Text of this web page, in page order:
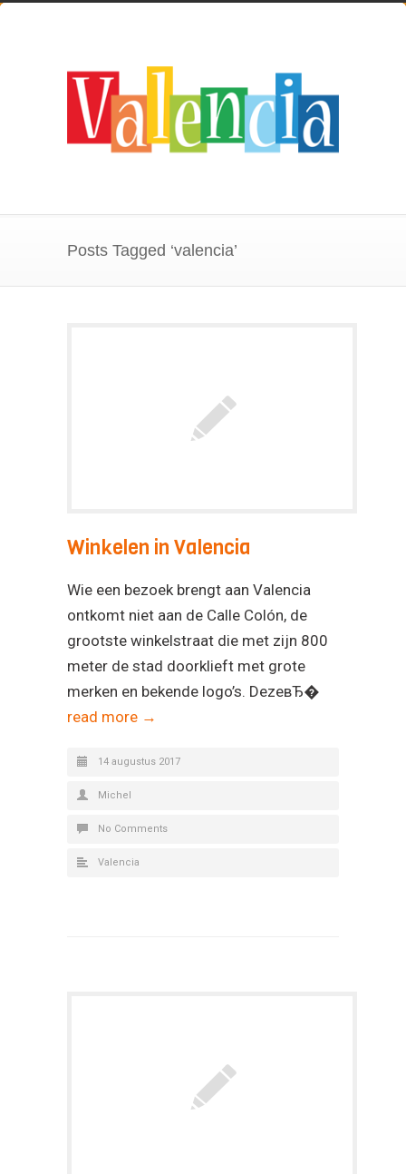
Posts Tagged ‘valencia’
Winkelen in Valencia
Wie een bezoek brengt aan Valencia
ontkomt niet aan de Calle Colón, de
grootste winkelstraat die met zijn 800
meter de stad doorklieft met grote
merken en bekende logo’s. DezeвЂ�
read more →
14 augustus 2017
Michel
No Comments
Valencia